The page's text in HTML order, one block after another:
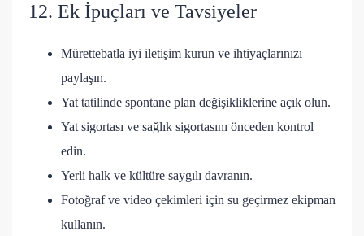
12. Ek İpuçları ve Tavsiyeler
Mürettebatla iyi iletişim kurun ve ihtiyaçlarınızı
paylaşın.
Yat tatilinde spontane plan değişikliklerine açık olun.
Yat sigortası ve sağlık sigortasını önceden kontrol
edin.
Yerli halk ve kültüre saygılı davranın.
Fotoğraf ve video çekimleri için su geçirmez ekipman
kullanın.